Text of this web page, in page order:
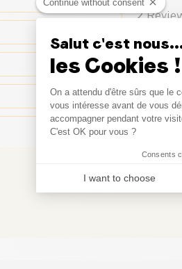
2
1
0
Continue without consent
Salut c'est
les Cookies !
Consent
On a attendu d'être sûrs que le
vous intéresse avant de vous
accompagner pendant votre
C'est OK pour vous ?
Consents
I want to choose